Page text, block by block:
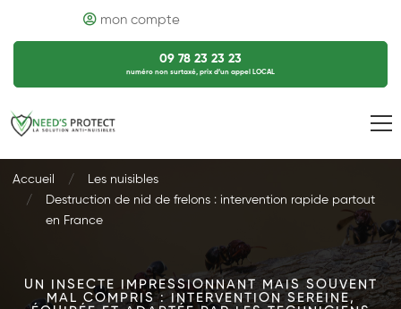
mon compte
09 78 23 23 23
numéro non surtaxé, prix d’un appel LOCAL
Accueil
Les nuisibles
Destruction de nid de frelons : intervention rapide partout
en France
UN INSECTE IMPRESSIONNANT MAIS SOUVENT
MAL COMPRIS : INTERVENTION SEREINE,